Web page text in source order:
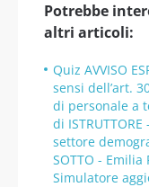
Potrebbe
altri articoli:
Quiz AVVISO
sensi dell’art.
di personale a
di
settore
SOTTO -
Simulatore